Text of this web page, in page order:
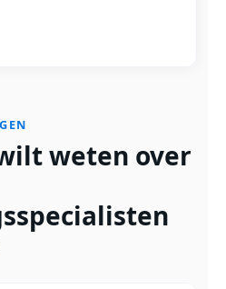
weten over